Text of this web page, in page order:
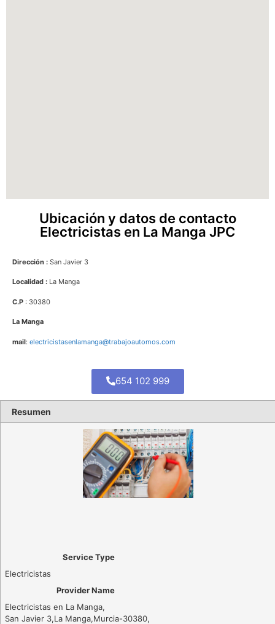
Ubicación y datos de contacto
Electricistas en La Manga JPC
Dirección : San Javier 3
Localidad : La Manga
C.P : 30380
La Manga
mail: electricistasenlamanga@trabajoautomos.com
654 102 999
Resumen
Service Type
Electricistas
Provider Name
Electricistas en La Manga,
San Javier 3,La Manga,Murcia-30380,